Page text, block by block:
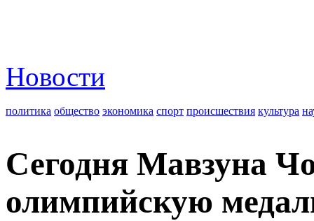
Новости
политика общество экономика спорт происшествия культура
Сегодня Мавзуна
олимпийскую